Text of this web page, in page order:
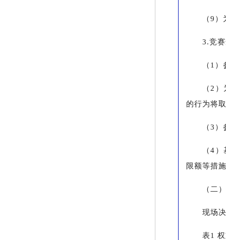
（9
3.竞
（1
（2
的行为将
（3
（4
限额等措
（二
现场
表1